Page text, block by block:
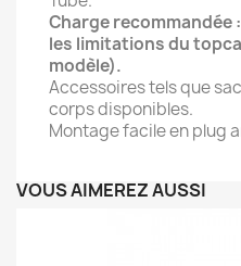
Charge recommandée
les limitations du
modèle).
Accessoires tels que
corps disponibles.
Montage facile en plug
VOUS AIMEREZ AUSSI